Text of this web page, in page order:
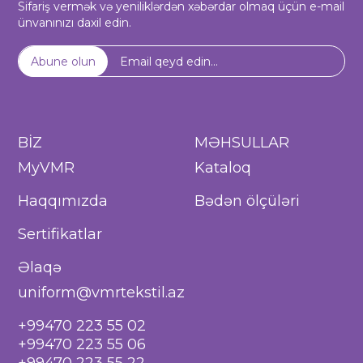
Sifariş vermək və yeniliklərdən xəbərdar olmaq üçün e-mail
ünvanınızı daxil edin.
Abune olun
BİZ
MyVMR
Haqqımızda
Sertifikatlar
MƏHSULLAR
Kataloq
Bədən ölçüləri
Əlaqə
uniform@vmrtekstil.az
+99470 223 55 02
+99470 223 55 06